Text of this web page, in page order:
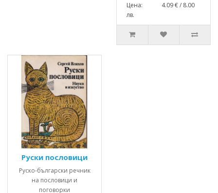
Цена: 4.09 € / 8.00
лв.
Руски пословици
Руско-български речник
на пословици и
поговорки